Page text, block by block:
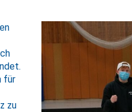
für
zu